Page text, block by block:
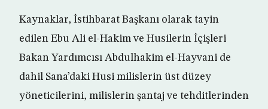
Kaynaklar, İstihbarat Başkanı olarak tayin
edilen Ebu Ali el-Hakim ve Husilerin İçişleri
Bakan Yardımcısı Abdulhakim el-Hayvani de
dahil Sana’daki Husi milislerin üst düzey
yöneticilerini, milislerin şantaj ve tehditlerinden